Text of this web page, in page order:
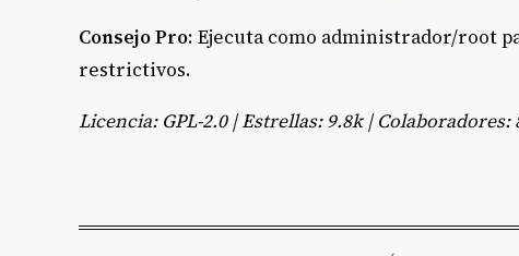
Consejo Pro: Ejecuta como administrador/root
restrictivos.
Licencia: GPL-2.0 | Estrellas: 9.8k |